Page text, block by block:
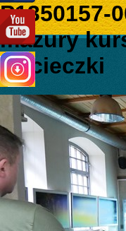
P1350157-
mazury
wycieczki